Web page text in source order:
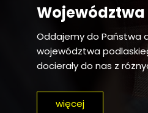
Oddajemy do Państwa
województwa
docierały do nas z
więcej